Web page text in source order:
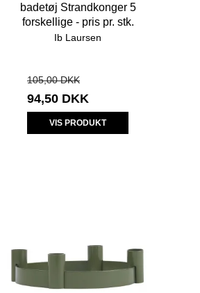
badetøj Strandkonger 5
forskellige - pris pr. stk.
Ib Laursen
105,00 DKK
94,50 DKK
VIS PRODUKT